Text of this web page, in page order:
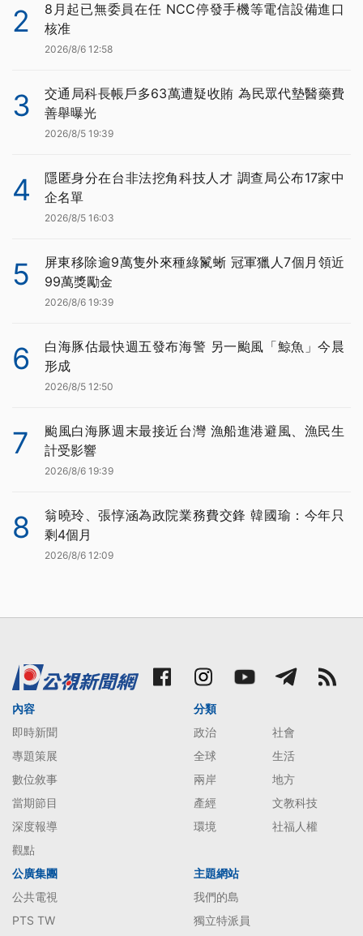
2
8月起已無委員在任 NCC停發手機等電信設備進口
核准
2026/8/6 12:58
3
交通局科長帳戶多63萬遭疑收賄 為民眾代墊醫藥費
善舉曝光
2026/8/5 19:39
4
隱匿身分在台非法挖角科技人才 調查局公布17家中
企名單
2026/8/5 16:03
5
屏東移除逾9萬隻外來種綠鬣蜥 冠軍獵人7個月領近
99萬獎勵金
2026/8/6 19:39
6
白海豚估最快週五發布海警 另一颱風「鯨魚」今晨
形成
2026/8/5 12:50
7
颱風白海豚週末最接近台灣 漁船進港避風、漁民生
計受影響
2026/8/6 19:39
8
翁曉玲、張惇涵為政院業務費交鋒 韓國瑜：今年只
剩4個月
2026/8/6 12:09
內容
即時新聞
專題策展
數位敘事
當期節目
深度報導
觀點
分類
政治
社會
全球
生活
兩岸
地方
產經
文教科技
環境
社福人權
公廣集團
公共電視
PTS TW
主題網站
我們的島
獨立特派員